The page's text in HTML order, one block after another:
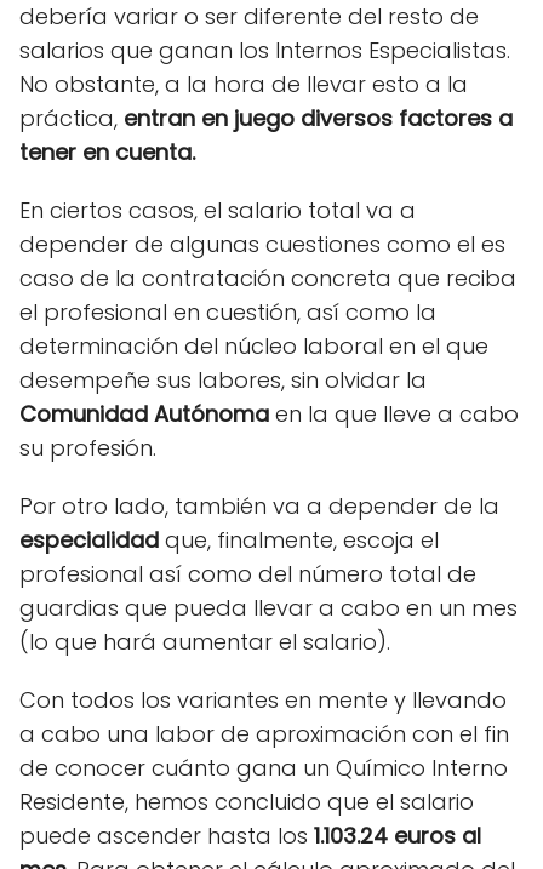
debería variar o ser diferente del resto de
salarios que ganan los Internos Especialistas.
No obstante, a la hora de llevar esto a la
práctica, entran en juego diversos factores a
tener en cuenta.
En ciertos casos, el salario total va a
depender de algunas cuestiones como el es
caso de la contratación concreta que reciba
el profesional en cuestión, así como la
determinación del núcleo laboral en el que
desempeñe sus labores, sin olvidar la
Comunidad Autónoma en la que lleve a cabo
su profesión.
Por otro lado, también va a depender de la
especialidad que, finalmente, escoja el
profesional así como del número total de
guardias que pueda llevar a cabo en un mes
(lo que hará aumentar el salario).
Con todos los variantes en mente y llevando
a cabo una labor de aproximación con el fin
de conocer cuánto gana un Químico Interno
Residente, hemos concluido que el salario
puede ascender hasta los 1.103.24 euros al